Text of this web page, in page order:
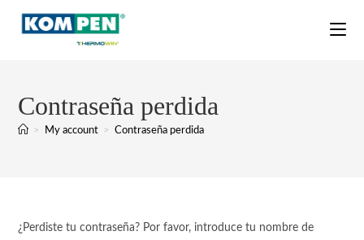
Contraseña perdida
> My account > Contraseña perdida
¿Perdiste tu contraseña? Por favor, introduce tu nombre de